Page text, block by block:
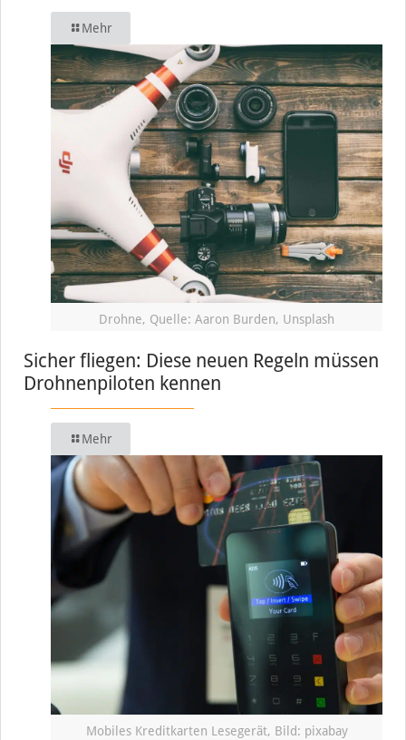
Mehr
Drohne, Quelle: Aaron Burden, Unsplash
Sicher fliegen: Diese neuen Regeln müssen
Drohnenpiloten kennen
Mehr
Mobiles Kreditkarten Lesegerät, Bild: pixabay